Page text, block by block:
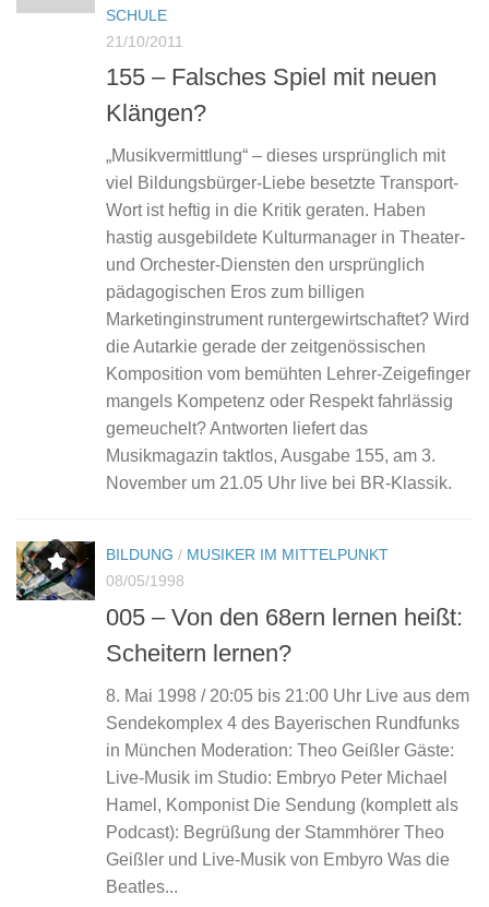
SCHULE
21/10/2011
155 – Falsches Spiel mit neuen
Klängen?
„Musikvermittlung“ – dieses ursprünglich mit
viel Bildungsbürger-Liebe besetzte Transport-
Wort ist heftig in die Kritik geraten. Haben
hastig ausgebildete Kulturmanager in Theater-
und Orchester-Diensten den ursprünglich
pädagogischen Eros zum billigen
Marketinginstrument runtergewirtschaftet? Wird
die Autarkie gerade der zeitgenössischen
Komposition vom bemühten Lehrer-Zeigefinger
mangels Kompetenz oder Respekt fahrlässig
gemeuchelt? Antworten liefert das
Musikmagazin taktlos, Ausgabe 155, am 3.
November um 21.05 Uhr live bei BR-Klassik.
BILDUNG / MUSIKER IM MITTELPUNKT
08/05/1998
005 – Von den 68ern lernen heißt:
Scheitern lernen?
8. Mai 1998 / 20:05 bis 21:00 Uhr Live aus dem
Sendekomplex 4 des Bayerischen Rundfunks
in München Moderation: Theo Geißler Gäste:
Live-Musik im Studio: Embryo Peter Michael
Hamel, Komponist Die Sendung (komplett als
Podcast): Begrüßung der Stammhörer Theo
Geißler und Live-Musik von Embyro Was die
Beatles...